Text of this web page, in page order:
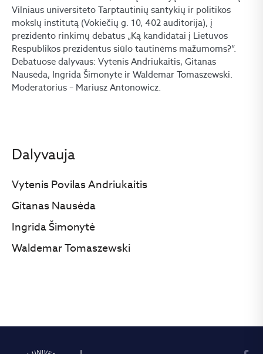
Dalyvauja
Vytenis Povilas Andriukaitis
Gitanas Nausėda
Ingrida Šimonytė
Waldemar Tomaszewski
Vilniaus universiteto Tarptautinių santykių ir politikos
mokslų institutą (Vokiečių g. 10, 402 auditorija), į
prezidento rinkimų debatus „Ką kandidatai į Lietuvos
Respublikos prezidentus siūlo tautinėms mažumoms?”.
Debatuose dalyvaus: Vytenis Andriukaitis, Gitanas
Nausėda, Ingrida Šimonytė ir Waldemar Tomaszewski.
Moderatorius – Mariusz Antonowicz.